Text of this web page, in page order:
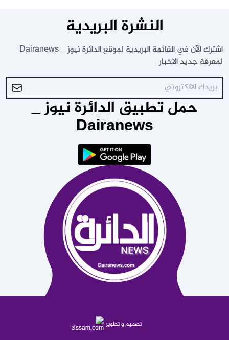
النشرة البريدية
اشترك الآن في القائمة البريدية لموقع الدائرة نيوز _ Dairanews
لمعرفة جديد الاخبار
حمل تطبيق الدائرة نيوز _
Dairanews
تصميم و تطوير